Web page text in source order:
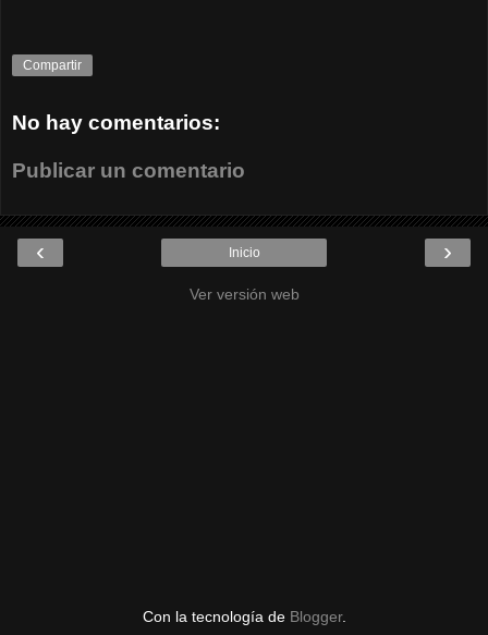
Compartir
No hay comentarios:
Publicar un comentario
‹ ›
Inicio
Ver versión web
Con la tecnología de Blogger.